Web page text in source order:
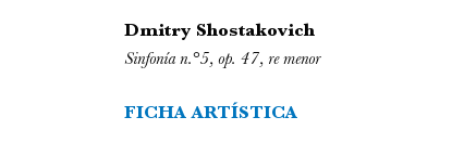
Dmitry Shostakovich
Sinfonía n.°5, op. 47, re menor
FICHA ARTÍSTICA